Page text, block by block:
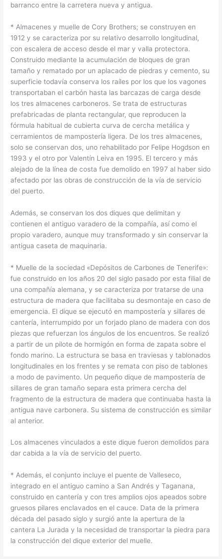
barranco entre la carretera nueva y antigua.
* Almacenes y muelle de Cory Brothers; se construyen en
1912 y se caracteriza por su relativo desarrollo longitudinal,
con escalera de acceso desde el mar y valla protectora.
Construido mediante la acumulación de bloques de gran
tamaño y rematado por un aplacado de piedras y cemento, su
superficie todavía conserva los raíles por los que los vagones
transportaban el carbón hasta las barcazas de carga desde
los tres almacenes carboneros. Se trata de estructuras
prefabricadas de planta rectangular, que reproducen la
fórmula habitual de cubierta curva de cercha metálica y
cerramientos de mampostería ligera. De los tres almacenes,
solo se conservan dos, uno rehabilitado por Felipe Hogdson en
1993 y el otro por Valentín Leiva en 1995. El tercero y más
alejado de la línea de costa fue demolido en 1997 al haber sido
afectado por las obras de construcción de la vía de servicio
del puerto.
Además, se conservan los dos diques que delimitan y
contienen el antiguo varadero de la compañía, así como el
propio varadero, aunque muy transformado y sin conservar la
antigua caseta de maquinaria.
* Muelle de la sociedad «Depósitos de Carbones de Tenerife»:
fue construido en los años 20 del siglo pasado por esta filial de
una compañía alemana, y se caracteriza por tratarse de una
estructura de madera que facilitaba su desmontaje en caso de
emergencia. El dique se ejecutó en mampostería y sillares de
cantería, interrumpido por un forjado plano de madera con dos
piezas que refuerzan los ángulos de los encuentros. Se realizó
a partir de un pilote de hormigón en forma de zapata sobre el
fondo marino. La estructura se basa en traviesas y tablonados
longitudinales en los frentes y se remata con piso de tablones
a modo de pavimento. Un pequeño dique de mampostería de
sillares de gran tamaño separa esta primera cercha del
fragmento de la estructura de madera que continuaba hasta la
antigua nave carbonera. Su sistema de construcción es similar
al anterior.
Los almacenes vinculados a este dique fueron demolidos para
dar cabida a la vía de servicio del puerto.
* Además, el conjunto incluye el puente de Valleseco,
integrado en el antiguo camino a San Andrés y Taganana,
construido en cantería y con tres amplios ojos apeados sobre
gruesos pilares enclavados en el cauce. Data de la primera
década del pasado siglo y surgió ante la apertura de la
cantera La Jurada y la necesidad de transportar la piedra para
la construcción del dique exterior del muelle.